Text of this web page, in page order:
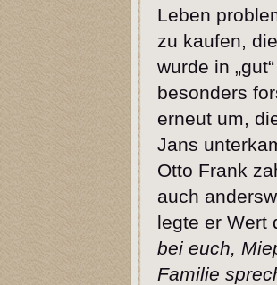
Leben
zu kaufen,
wurde in
besonders
erneut um,
Jans
Otto Frank
auch
legte er Wert
bei euch,
Familie